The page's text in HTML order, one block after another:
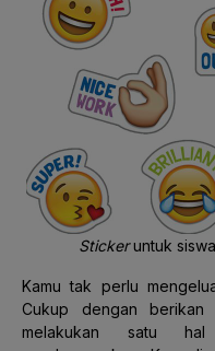
Stickeruntuk
Kamu tak perlu
Cukup dengan berikan
melakukan satu